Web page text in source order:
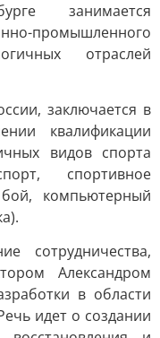
занимается
промышленного
отраслей
заключается в
квалификации
видов спорта
спортивное
компьютерный
сотрудничества,
Александром
в области
идет о создании